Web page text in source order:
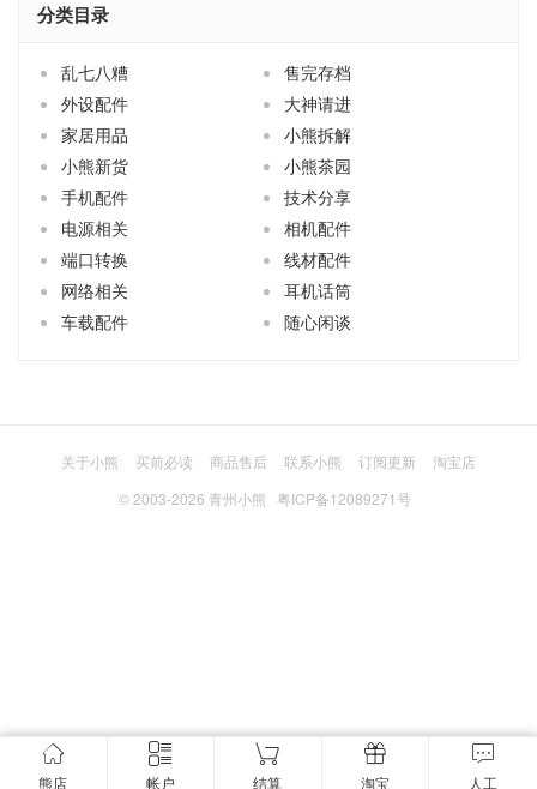
分类目录
乱七八糟
售完存档
外设配件
大神请进
家居用品
小熊拆解
小熊新货
小熊茶园
手机配件
技术分享
电源相关
相机配件
端口转换
线材配件
网络相关
耳机话筒
车载配件
随心闲谈
熊店 帐户 结算 淘宝 人工
关于小熊 买前必读 商品售后 联系小熊 订阅更新
淘宝店
© 2003-2026 青州小熊 粤ICP备12089271号